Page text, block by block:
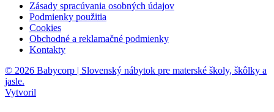
Zásady spracúvania osobných údajov
Podmienky použitia
Cookies
Obchodné a reklamačné podmienky
Kontakty
© 2026 Babycorp | Slovenský nábytok pre materské školy, škôlky a
jasle.
Vytvoril